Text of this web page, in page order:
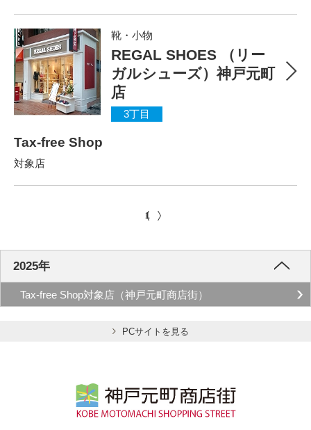
靴・小物
REGAL SHOES （リー
ガルシューズ）神戸元町
店
3丁目
Tax-free Shop
対象店
1
2025年
Tax-free Shop対象店（神戸元町商店街）
PCサイトを見る